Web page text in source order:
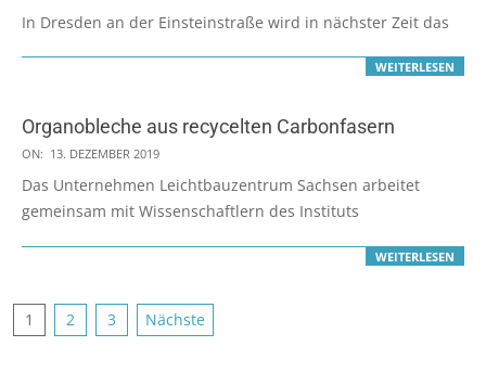
03-
In Dresden an der Einsteinstraße wird in nächster Zeit das
WEITERLESEN
Organobleche aus recycelten Carbonfasern
2019-
12-
13
ON: 13. DEZEMBER 2019
Das Unternehmen Leichtbauzentrum Sachsen arbeitet
gemeinsam mit Wissenschaftlern des Instituts
WEITERLESEN
Seitennummerierung
1 2 3 Nächste